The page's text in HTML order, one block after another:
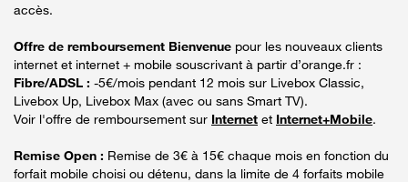
accès.
Offre de remboursement Bienvenue pour les nouveaux clients
internet et internet + mobile souscrivant à partir d’orange.fr :
Fibre/ADSL : -5€/mois pendant 12 mois sur Livebox Classic,
Livebox Up, Livebox Max (avec ou sans Smart TV).
Voir l'offre de remboursement sur Internet et Internet+Mobile.
Remise Open : Remise de 3€ à 15€ chaque mois en fonction du
forfait mobile choisi ou détenu, dans la limite de 4 forfaits mobile